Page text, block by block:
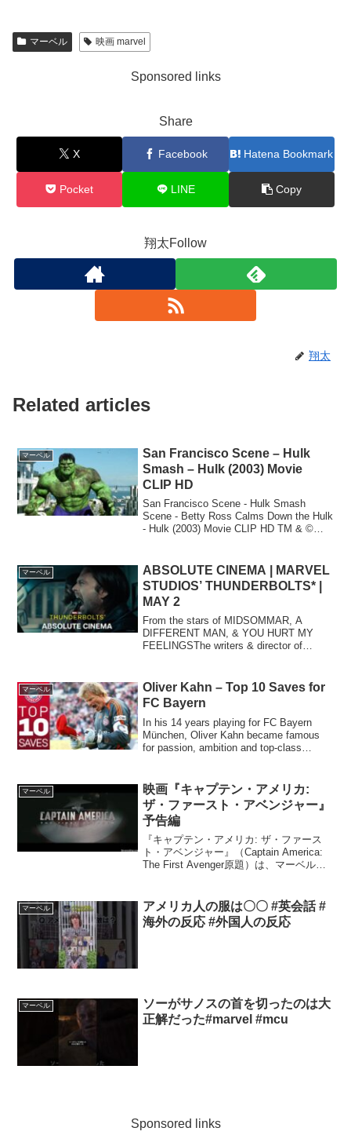
マーベル 映画 marvel
Sponsored links
Share
X Facebook Hatena Bookmark
Pocket LINE Copy
翔太Follow
翔太
Related articles
マーベル
San Francisco Scene – Hulk
Smash – Hulk (2003) Movie
CLIP HD
San Francisco Scene - Hulk Smash
Scene - Betty Ross Calms Down the Hulk
- Hulk (2003) Movie CLIP HD TM & ©
マーベル
ABSOLUTE CINEMA | MARVEL
STUDIOS’ THUNDERBOLTS* |
MAY 2
From the stars of MIDSOMMAR, A
DIFFERENT MAN, & YOU HURT MY
FEELINGSThe writers & director of
マーベル
Oliver Kahn – Top 10 Saves for
FC Bayern
In his 14 years playing for FC Bayern
München, Oliver Kahn became famous
for passion, ambition and top-class
マーベル
映画『キャプテン・アメリカ:
ザ・ファースト・アベンジャー』
予告編
『キャプテン・アメリカ: ザ・ファース
ト・アベンジャー』（Captain America:
The First Avenger原題）は、マーベル・
ィーブは、第二次世界...
マーベル
アメリカ人の服は〇〇 #英会話 #
海外の反応 #外国人の反応
マーベル
ソーがサノスの首を切ったのは大
正解だった#marvel #mcu
Sponsored links